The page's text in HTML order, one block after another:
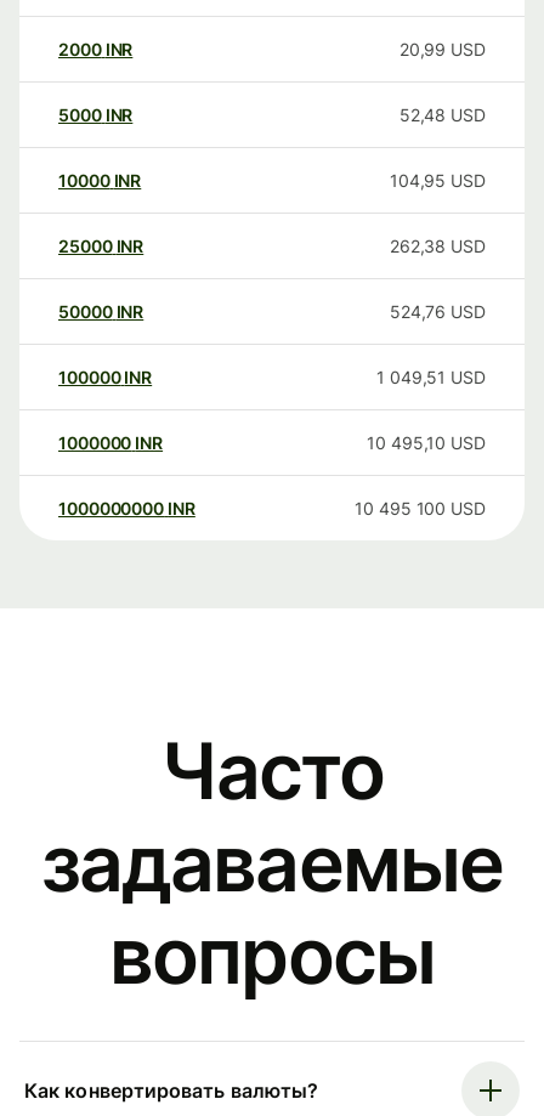
2000 INR 20,99 USD
5000 INR 52,48 USD
10000 INR 104,95 USD
25000 INR 262,38 USD
50000 INR 524,76 USD
100000 INR 1 049,51 USD
1000000 INR 10 495,10 USD
1000000000 INR 10 495 100 USD
Часто
задаваемые
вопросы
Как конвертировать валюты?